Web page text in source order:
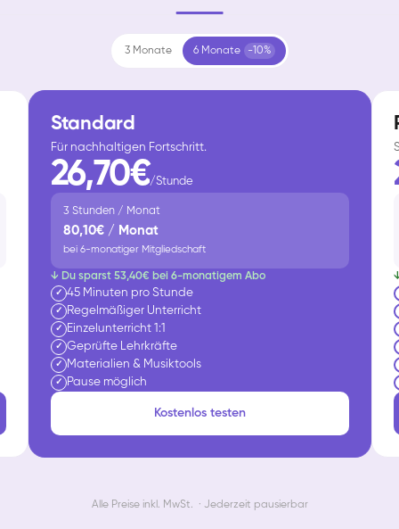
3 Monate 6 Monate -10%
Standard
Für nachhaltigen Fortschritt.
26,70€/Stunde
3 Stunden / Monat
80,10€ / Monat
bei 6-monatiger Mitgliedschaft
↓ Du sparst 53,40€ bei 6-monatigem Abo
✓ 45 Minuten pro Stunde
✓ Regelmäßiger Unterricht
✓ Einzelunterricht 1:1
✓ Geprüfte Lehrkräfte
✓ Materialien & Musiktools
✓ Pause möglich
Kostenlos testen
Alle Preise inkl. MwSt. · Jederzeit pausierbar